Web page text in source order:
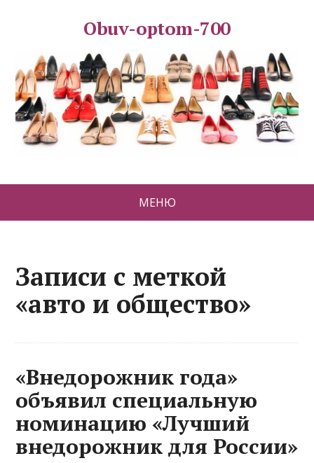
Obuv-optom-700
МЕНЮ
Записи с меткой
«авто и общество»
«Внедорожник года»
объявил специальную
номинацию «Лучший
внедорожник для России»